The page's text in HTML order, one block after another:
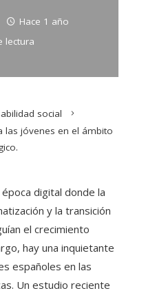
Hace 1 año
lectura
social
las jóvenes en el ámbito
digital donde la
y la transición
el crecimiento
hay una inquietante
españoles en las
Un estudio reciente